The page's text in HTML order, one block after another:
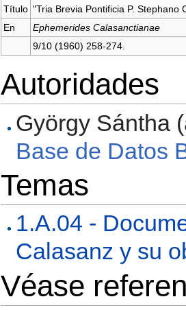
Título "Tria Brevia Pontificia P. Stephano
En
Ephemerides Calasanctianae
9/10 (1960) 258-274.
Autoridades
György Sántha
Base de Datos
Temas
1.A.04 -
Calasanz y su
Véase